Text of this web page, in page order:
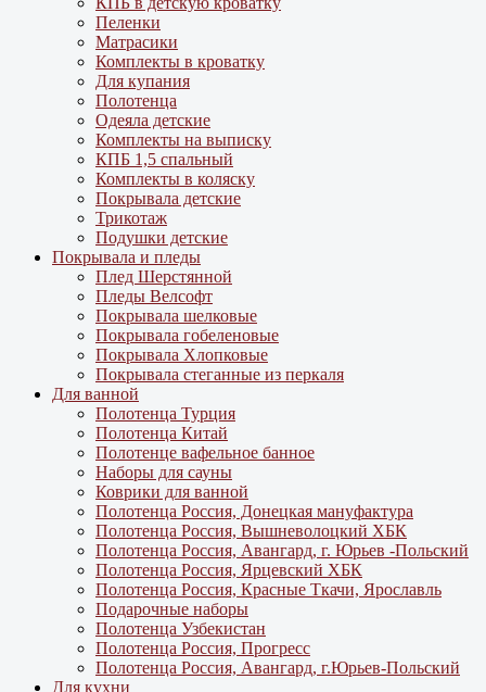
Пеленки
Матрасики
Комплекты в кроватку
Для купания
Полотенца
Одеяла детские
Комплекты на выписку
КПБ 1,5 спальный
Комплекты в коляску
Покрывала детские
Трикотаж
Подушки детские
Покрывала и пледы
Плед Шерстянной
Пледы Велсофт
Покрывала шелковые
Покрывала гобеленовые
Покрывала Хлопковые
Покрывала стеганные из перкаля
Для ванной
Полотенца Турция
Полотенца Китай
Полотенце вафельное банное
Наборы для сауны
Коврики для ванной
Полотенца Россия, Донецкая мануфактура
Полотенца Россия, Вышневолоцкий ХБК
Полотенца Россия, Авангард, г. Юрьев -Польский
Полотенца Россия, Ярцевский ХБК
Полотенца Россия, Красные Ткачи, Ярославль
Подарочные наборы
Полотенца Узбекистан
Полотенца Россия, Прогресс
Полотенца Россия, Авангард, г.Юрьев-Польский
Для кухни